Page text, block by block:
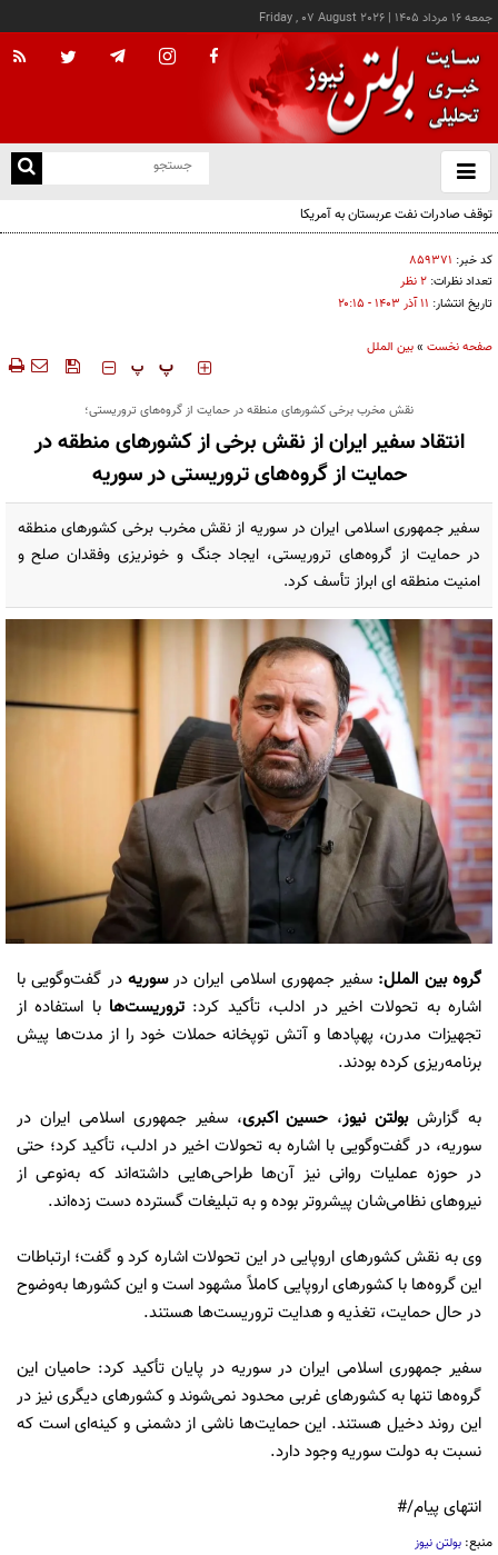
جمعه ۱۶ مرداد ۱۴۰۵ |
Friday , 07 August 2026
باز
و
توقف صادرات نفت عربستان به آمریکا
کد خبر: ۸۵۹۳۷۱
تعداد نظرات: ۲ نظر
تاریخ انتشار: ۱۱ آذر ۱۴۰۳ - ۲۰:۱۵
صفحه نخست »بین الملل
‍‍‍ پ پ
نقش مخرب برخی کشورهای منطقه در حمایت از گروه‌های تروریستی؛
انتقاد سفیر ایران از نقش برخی از کشورهای منطقه در
حمایت از گروه‌های تروریستی در سوریه
سفیر جمهوری اسلامی ایران در سوریه از نقش مخرب برخی کشورهای منطقه
در حمایت از گروه‌های تروریستی، ایجاد جنگ و خونریزی وفقدان صلح و
امنیت منطقه ای ابراز تأسف کرد.
گروه بین الملل: سفیر جمهوری اسلامی ایران درسوریهدر گفت‌وگویی با
اشاره به تحولات اخیر در ادلب، تأکید کرد: تروریست‌هابا استفاده از
تجهیزات مدرن، پهپادها و آتش توپخانه حملات خود را از مدت‌ها پیش
برنامه‌ریزی کرده بودند.
به گزارش بولتن نیوز، حسین اکبری، سفیر جمهوری اسلامی ایران در
سوریه، در گفت‌وگویی با اشاره به تحولات اخیر در ادلب، تأکید کرد؛ حتی
در حوزه عملیات روانی نیز آن‌ها طراحی‌هایی داشته‌اند که به‌نوعی از
نیروهای نظامی‌شان پیشروتر بوده و به تبلیغات گسترده دست زده‌اند.
وی به نقش کشورهای اروپایی در این تحولات اشاره کرد و گفت؛ ارتباطات
این گروه‌ها با کشورهای اروپایی کاملاً مشهود است و این کشورها به‌وضوح
در حال حمایت، تغذیه و هدایت تروریست‌ها هستند.
سفیر جمهوری اسلامی ایران در سوریه در پایان تأکید کرد: حامیان این
گروه‌ها تنها به کشورهای غربی محدود نمی‌شوند و کشورهای دیگری نیز در
این روند دخیل هستند. این حمایت‌ها ناشی از دشمنی و کینه‌ای است که
نسبت به دولت سوریه وجود دارد.
انتهای پیام/#
منبع: بولتن نیوز